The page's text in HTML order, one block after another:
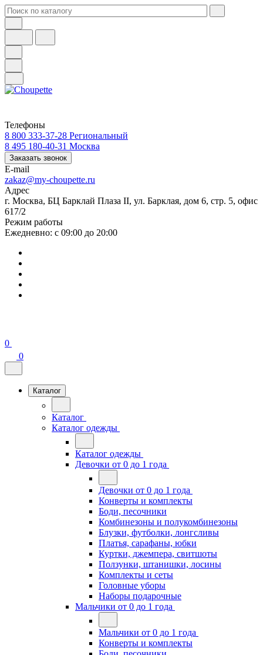
Телефоны
8 800 333-37-28 Региональный
8 495 180-40-31 Москва
Заказать звонок
E-mail
zakaz@my-choupette.ru
Адрес
г. Москва, БЦ Барклай Плаза II, ул. Барклая, дом 6, стр. 5, офис
617/2
Режим работы
Ежедневно: с 09:00 до 20:00
0
0
Каталог
Каталог
Каталог одежды
Каталог одежды
Девочки от 0 до 1 года
Девочки от 0 до 1 года
Конверты и комплекты
Боди, песочники
Комбинезоны и полукомбинезоны
Блузки, футболки, лонгсливы
Платья, сарафаны, юбки
Куртки, джемпера, свитшоты
Ползунки, штанишки, лосины
Комплекты и сеты
Головные уборы
Наборы подарочные
Мальчики от 0 до 1 года
Мальчики от 0 до 1 года
Конверты и комплекты